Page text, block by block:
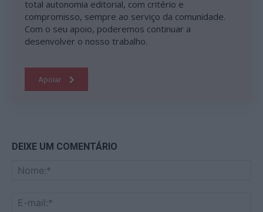
total autonomia editorial, com critério e
compromisso, sempre ao serviço da comunidade.
Com o seu apoio, poderemos continuar a
desenvolver o nosso trabalho.
Apoiar
DEIXE UM COMENTÁRIO